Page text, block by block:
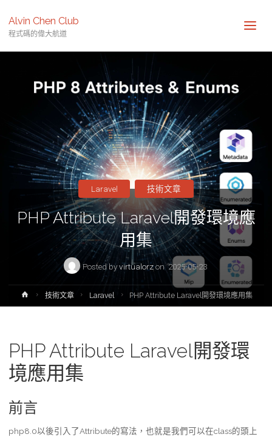
Alvin Chen Club
程式碼的偉大航道
PHP Attribute Laravel開發環境應
用集
Posted byvirtualorzon 2025-05-23
Laravel 技術文章
Home技術文章 Laravel PHP Attribute Laravel開發環境應用集
PHP Attribute Laravel開發環
境應用集
前言
php8.0以後引入了Attribute的寫法，也就是我們可以在class的頭上